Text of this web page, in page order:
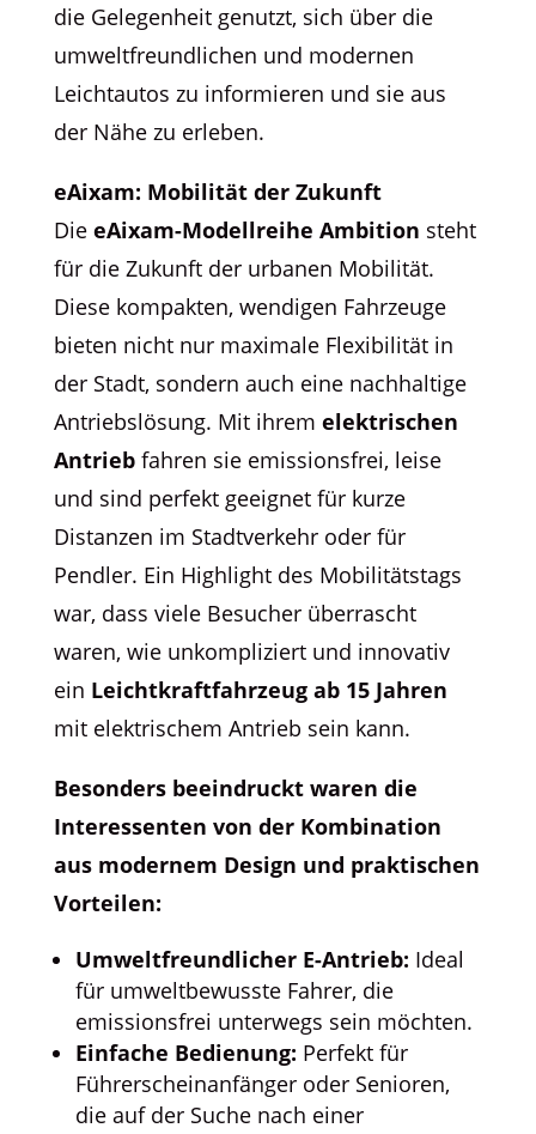
die Gelegenheit genutzt, sich über die
umweltfreundlichen und modernen
Leichtautos zu informieren und sie aus
der Nähe zu erleben.
eAixam: Mobilität der Zukunft
Die eAixam-Modellreihe Ambition steht
für die Zukunft der urbanen Mobilität.
Diese kompakten, wendigen Fahrzeuge
bieten nicht nur maximale Flexibilität in
der Stadt, sondern auch eine nachhaltige
Antriebslösung. Mit ihrem elektrischen
Antriebfahren sie emissionsfrei, leise
und sind perfekt geeignet für kurze
Distanzen im Stadtverkehr oder für
Pendler. Ein Highlight des Mobilitätstags
war, dass viele Besucher überrascht
waren, wie unkompliziert und innovativ
ein Leichtkraftfahrzeug ab 15 Jahren
mit elektrischem Antrieb sein kann.
Besonders beeindruckt waren die
Interessenten von der Kombination
aus modernem Design und praktischen
Vorteilen:
Umweltfreundlicher E-Antrieb: Ideal
für umweltbewusste Fahrer, die
emissionsfrei unterwegs sein möchten.
Einfache Bedienung: Perfekt für
Führerscheinanfänger oder Senioren,
die auf der Suche nach einer